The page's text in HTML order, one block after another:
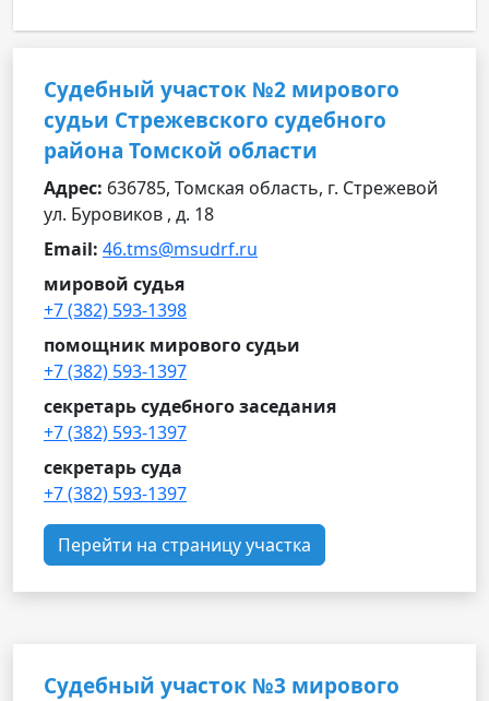
Судебный участок №2 мирового
судьи Стрежевского судебного
района Томской области
Адрес: 636785, Томская область, г. Стрежевой
ул. Буровиков , д. 18
Email: 46.tms@msudrf.ru
мировой судья
+7 (382) 593-1398
помощник мирового судьи
+7 (382) 593-1397
секретарь судебного заседания
+7 (382) 593-1397
секретарь суда
+7 (382) 593-1397
Перейти на страницу участка
Судебный участок №3 мирового